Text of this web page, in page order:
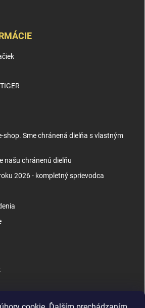
shop. Sme chránená dielňa s vlastným
našu chránenú dielňu
2026 - kompletný sprievodca